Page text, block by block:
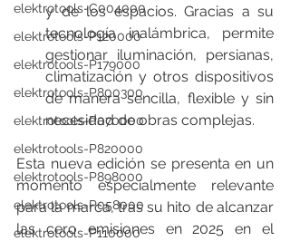
elektrotools-C004000
elektrotools-P120000
elektrotools-P179000
elektrotools-P800300
elektrotools-P070000
elektrotools-P820000
elektrotools-P898000
elektrotools-P058000
elektrotools-P110000
y de los espacios. Gracias a su
tecnología inalámbrica, permite
gestionar iluminación, persianas,
climatización y otros dispositivos
de manera sencilla, flexible y sin
necesidad de obras complejas.
Esta nueva edición se presenta en un
momento especialmente relevante
para la marca, tras su hito de alcanzar
las cero emisiones en 2025 en el